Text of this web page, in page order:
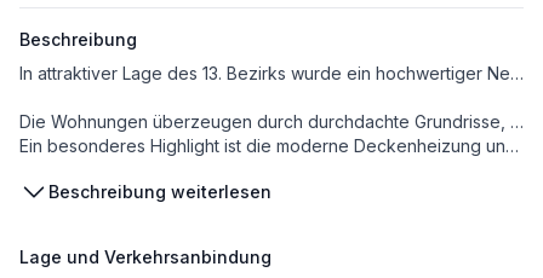
Beschreibung
In attraktiver Lage des 13. Bezirks wurde ein hochwertiger Neubau mit rund 40 modernen Eigentumswohnungen realisiert.
Die Wohnungen überzeugen durch durchdachte Grundrisse, helle Räume und großzügige Freiflächen – ob Balkon, Loggia, Terrasse oder Eigengarten.
Ein besonderes Highlight ist die moderne Deckenheizung und -kühlung, die ganzjährig für ein angenehmes Raumklima sorgt – effizient und komfortabel.
*
Beschreibung weiterlesen
Lage und Verkehrsanbindung